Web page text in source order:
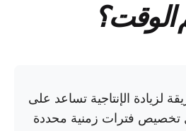
الوقت؟
لزيادة الإنتاجية تساعد على
تخصيص فترات زمنية محددة